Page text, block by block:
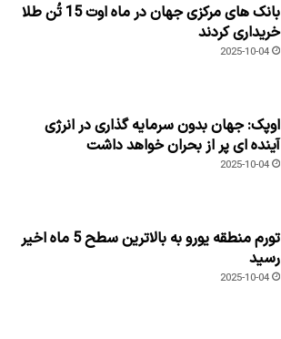
بانک های مرکزی جهان در ماه اوت 15 تُن طلا
خریداری کردند
2025-10-04
اوپک: جهان بدون سرمایه گذاری در انرژی
آینده ای پر از بحران خواهد داشت
2025-10-04
تورم منطقه یورو به بالاترین سطح 5 ماه اخیر
رسید
2025-10-04